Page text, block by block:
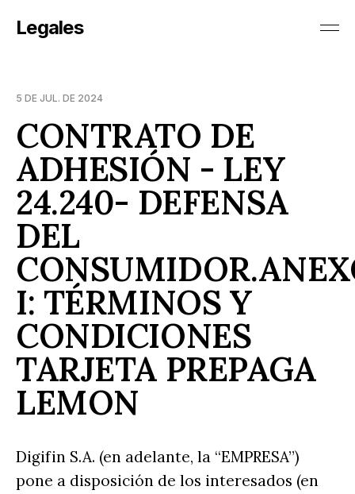
Legales
5 DE JUL. DE 2024
CONTRATO DE
ADHESIÓN - LEY
24.240- DEFENSA
DEL
I: TÉRMINOS Y
CONDICIONES
TARJETA PREPAGA
LEMON
Digifin S.A. (en adelante, la “EMPRESA”)
pone a disposición de los interesados (en